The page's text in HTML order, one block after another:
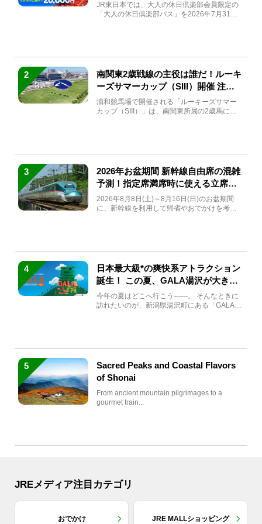
JR東日本では、大人の休日倶楽部会員限定の
「大人の休日倶楽部パス」を2026年7月31日
2
南関東2歳戦線の主役は誰だ！ルーキ
ーズサマーカップ（SIII）開催 注目
馬と見どころをチェック
浦和競馬場で開催される「ルーキーズサマー
カップ（SIII）」は、南関東所属の2歳馬によ
3
2026年お盆期間 新幹線自由席の混雑
予測！指定席満席時に使える立席特
急券も解説
2026年8月8日(土)～8月16日(日)のお盆期間
に、新幹線を利用して帰省やおでかけを考え
4
日本最大級*の爽快系アトラクション
誕生！ この夏、GALA湯沢が大きく
生まれ変わる
今年の夏はどこへ行こう――。 そんなときに
訪れたいのが、新潟県湯沢町にある「GALA湯
5
Sacred Peaks and Coastal Flavors
of Shonai
From ancient mountain pilgrimages to a
gourmet train...
JREメディア注目カテゴリ
おでかけ JRE MALLショッピング